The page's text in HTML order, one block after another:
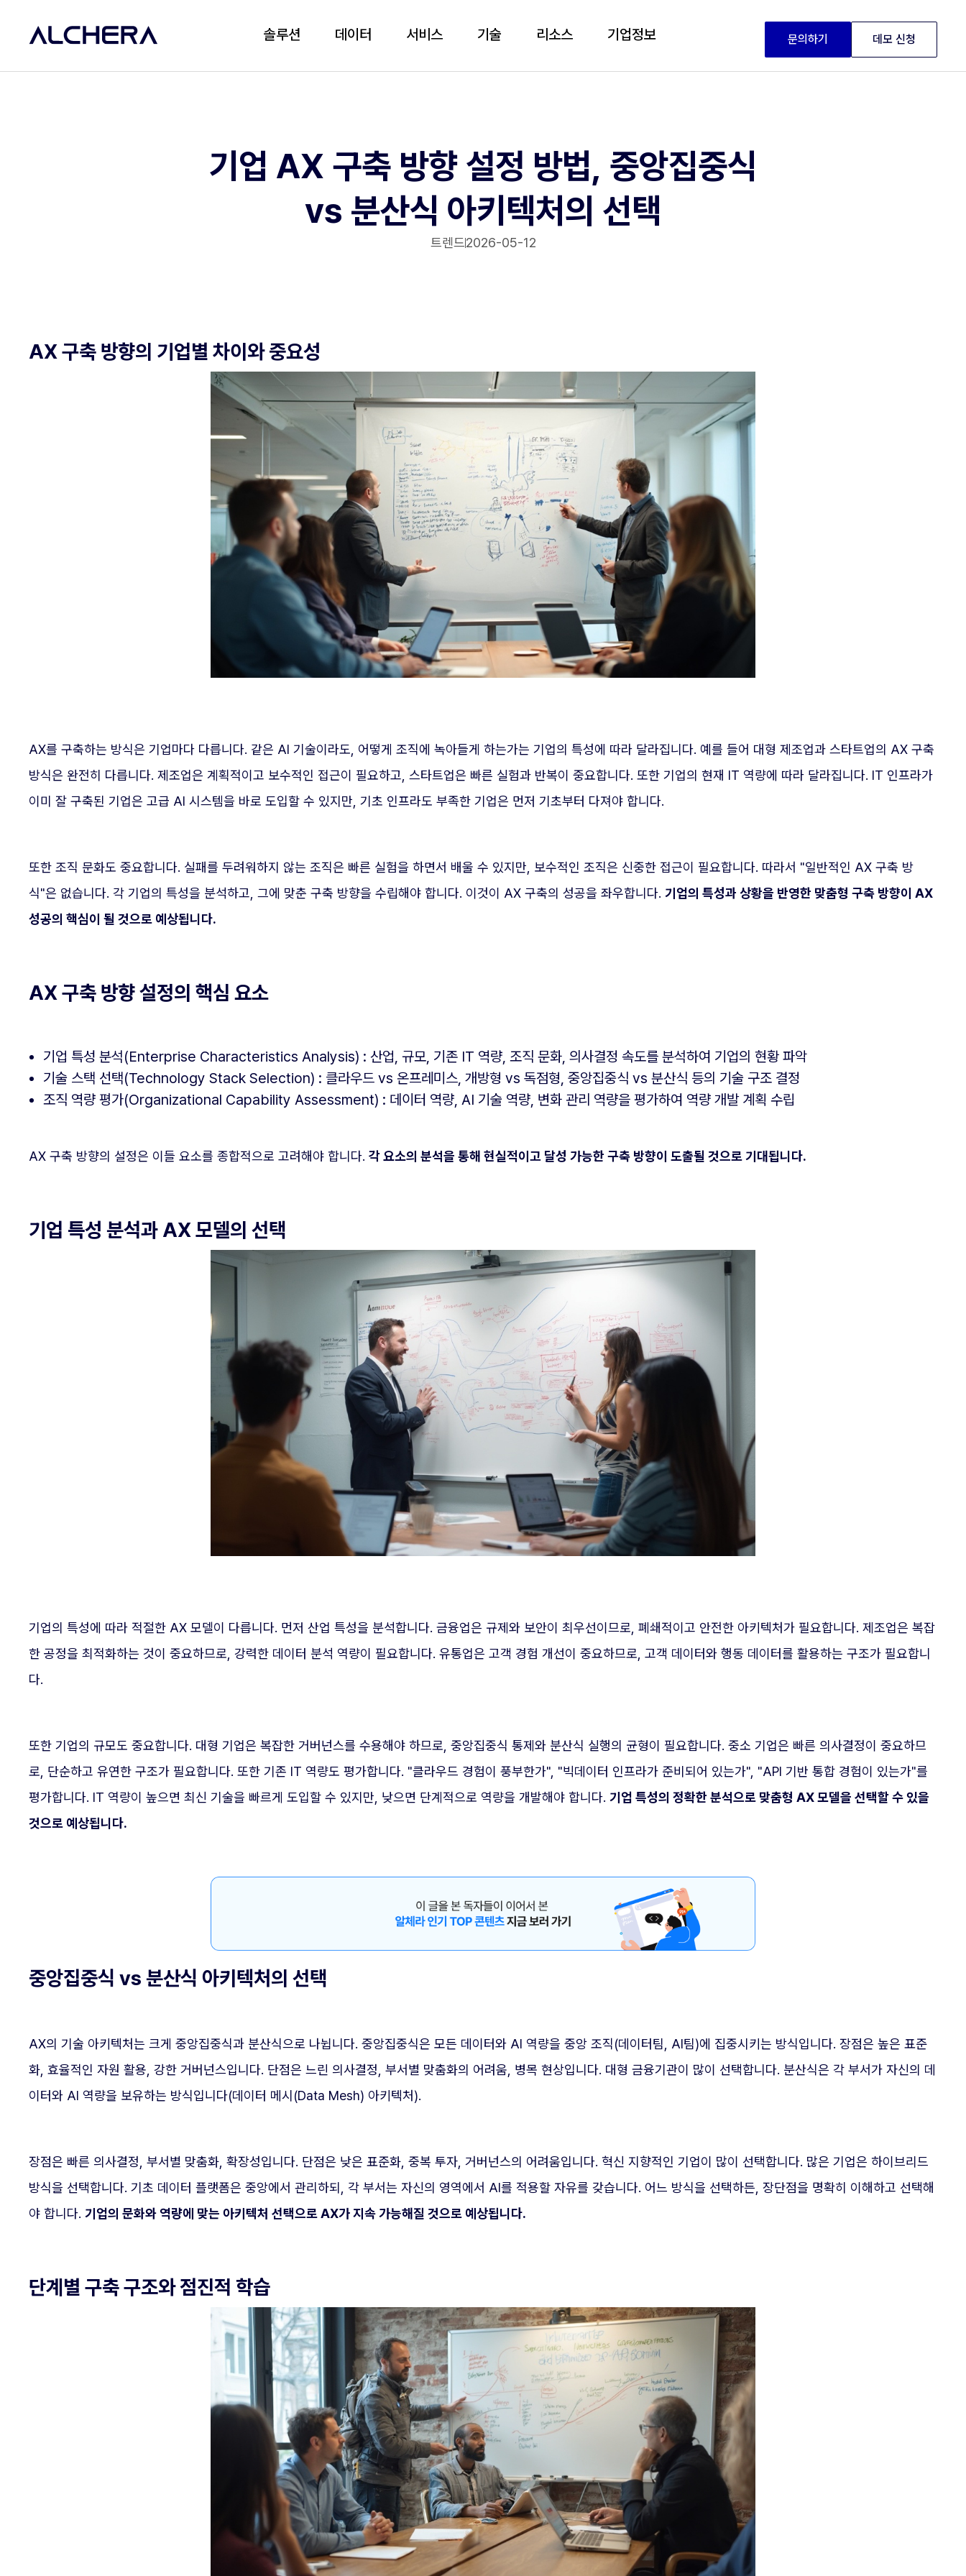
솔루션 데이터 서비스 기술 리소스 기업정보 문의하기 데모 신청
기업 AX 구축 방향 설정 방법, 중앙집중식
vs 분산식 아키텍처의 선택
트렌드2026-05-12
AX 구축 방향의 기업별 차이와 중요성
AX를 구축하는 방식은 기업마다 다릅니다. 같은 AI 기술이라도, 어떻게 조직에 녹아들게 하는가는 기업의 특성에 따라 달라집니다. 예를 들어 대형 제조업과 스타트업의 AX 구축
방식은 완전히 다릅니다. 제조업은 계획적이고 보수적인 접근이 필요하고, 스타트업은 빠른 실험과 반복이 중요합니다. 또한 기업의 현재 IT 역량에 따라 달라집니다. IT 인프라가
이미 잘 구축된 기업은 고급 AI 시스템을 바로 도입할 수 있지만, 기초 인프라도 부족한 기업은 먼저 기초부터 다져야 합니다.
또한 조직 문화도 중요합니다. 실패를 두려워하지 않는 조직은 빠른 실험을 하면서 배울 수 있지만, 보수적인 조직은 신중한 접근이 필요합니다. 따라서 "일반적인 AX 구축 방
식"은 없습니다. 각 기업의 특성을 분석하고, 그에 맞춘 구축 방향을 수립해야 합니다. 이것이 AX 구축의 성공을 좌우합니다. 기업의 특성과 상황을 반영한 맞춤형 구축 방향이 AX
성공의 핵심이 될 것으로 예상됩니다.
AX 구축 방향 설정의 핵심 요소
기업 특성 분석(Enterprise Characteristics Analysis) : 산업, 규모, 기존 IT 역량, 조직 문화, 의사결정 속도를 분석하여 기업의 현황 파악
기술 스택 선택(Technology Stack Selection) : 클라우드 vs 온프레미스, 개방형 vs 독점형, 중앙집중식 vs 분산식 등의 기술 구조 결정
조직 역량 평가(Organizational Capability Assessment) : 데이터 역량, AI 기술 역량, 변화 관리 역량을 평가하여 역량 개발 계획 수립
AX 구축 방향의 설정은 이들 요소를 종합적으로 고려해야 합니다. 각 요소의 분석을 통해 현실적이고 달성 가능한 구축 방향이 도출될 것으로 기대됩니다.
기업 특성 분석과 AX 모델의 선택
기업의 특성에 따라 적절한 AX 모델이 다릅니다. 먼저 산업 특성을 분석합니다. 금융업은 규제와 보안이 최우선이므로, 폐쇄적이고 안전한 아키텍처가 필요합니다. 제조업은 복잡
한 공정을 최적화하는 것이 중요하므로, 강력한 데이터 분석 역량이 필요합니다. 유통업은 고객 경험 개선이 중요하므로, 고객 데이터와 행동 데이터를 활용하는 구조가 필요합니
다.
또한 기업의 규모도 중요합니다. 대형 기업은 복잡한 거버넌스를 수용해야 하므로, 중앙집중식 통제와 분산식 실행의 균형이 필요합니다. 중소 기업은 빠른 의사결정이 중요하므
로, 단순하고 유연한 구조가 필요합니다. 또한 기존 IT 역량도 평가합니다. "클라우드 경험이 풍부한가", "빅데이터 인프라가 준비되어 있는가", "API 기반 통합 경험이 있는가"를
평가합니다. IT 역량이 높으면 최신 기술을 빠르게 도입할 수 있지만, 낮으면 단계적으로 역량을 개발해야 합니다. 기업 특성의 정확한 분석으로 맞춤형 AX 모델을 선택할 수 있을
것으로 예상됩니다.
중앙집중식 vs 분산식 아키텍처의 선택
AX의 기술 아키텍처는 크게 중앙집중식과 분산식으로 나뉩니다. 중앙집중식은 모든 데이터와 AI 역량을 중앙 조직(데이터팀, AI팀)에 집중시키는 방식입니다. 장점은 높은 표준
화, 효율적인 자원 활용, 강한 거버넌스입니다. 단점은 느린 의사결정, 부서별 맞춤화의 어려움, 병목 현상입니다. 대형 금융기관이 많이 선택합니다. 분산식은 각 부서가 자신의 데
이터와 AI 역량을 보유하는 방식입니다(데이터 메시(Data Mesh) 아키텍처).
장점은 빠른 의사결정, 부서별 맞춤화, 확장성입니다. 단점은 낮은 표준화, 중복 투자, 거버넌스의 어려움입니다. 혁신 지향적인 기업이 많이 선택합니다. 많은 기업은 하이브리드
방식을 선택합니다. 기초 데이터 플랫폼은 중앙에서 관리하되, 각 부서는 자신의 영역에서 AI를 적용할 자유를 갖습니다. 어느 방식을 선택하든, 장단점을 명확히 이해하고 선택해
야 합니다. 기업의 문화와 역량에 맞는 아키텍처 선택으로 AX가 지속 가능해질 것으로 예상됩니다.
단계별 구축 구조와 점진적 학습